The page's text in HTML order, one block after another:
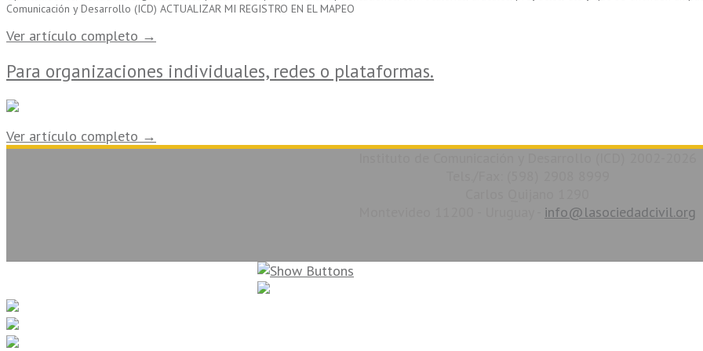
Comunicación y Desarrollo (ICD) ACTUALIZAR MI REGISTRO EN EL MAPEO
Ver artículo completo →
Para organizaciones individuales, redes o plataformas.
Ver artículo completo →
info@lasociedadcivil.org